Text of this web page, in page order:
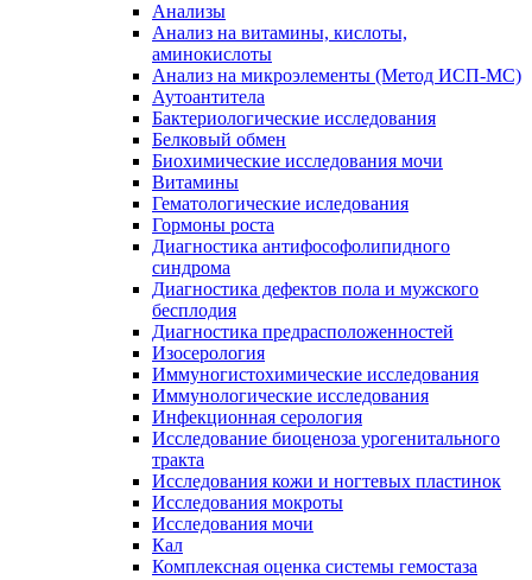
Анализы
Анализ на витамины, кислоты,
аминокислоты
Анализ на микроэлементы (Метод ИСП-МС)
Аутоантитела
Бактериологические исследования
Белковый обмен
Биохимические исследования мочи
Витамины
Гематологические иследования
Гормоны роста
Диагностика антифософолипидного
синдрома
Диагностика дефектов пола и мужского
бесплодия
Диагностика предрасположенностей
Изосерология
Иммуногистохимические исследования
Иммунологические исследования
Инфекционная серология
Исследование биоценоза урогенитального
тракта
Исследования кожи и ногтевых пластинок
Исследования мокроты
Исследования мочи
Кал
Комплексная оценка системы гемостаза